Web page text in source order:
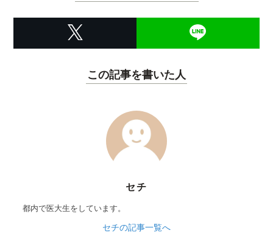
この記事を書いた人
セチ
都内で医大生をしています。
セチの記事一覧へ